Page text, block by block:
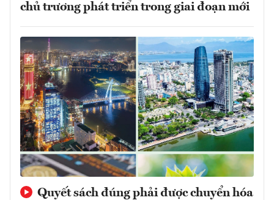
chủ trương phát triển trong giai đoạn mới
Quyết sách đúng phải được chuyển hóa